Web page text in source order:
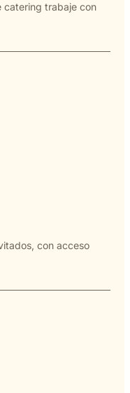
catering trabaje con
con acceso